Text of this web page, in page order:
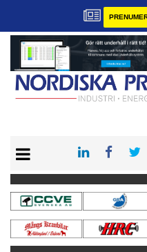
KONTAKT
VÅRA ANDRA MAGASIN
PRENUMERERA
ANNONSERA